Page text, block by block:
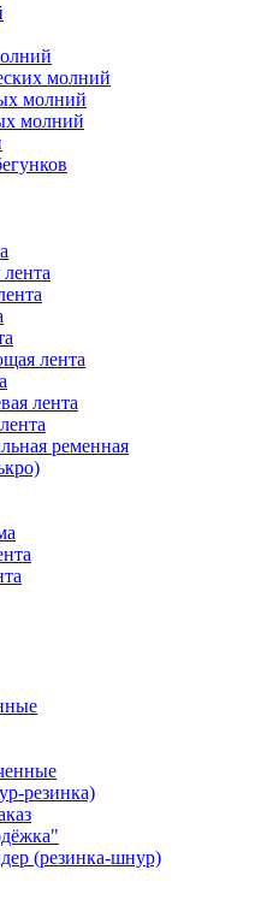
молний
молний
молний
лента
лента
ременная
резинка)
(резинка-шнур)